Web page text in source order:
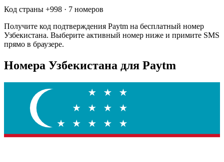
Код страны +998 · 7 номеров
Получите код подтверждения Paytm на бесплатный номер
Узбекистана. Выберите активный номер ниже и примите SMS
прямо в браузере.
Номера Узбекистана для Paytm